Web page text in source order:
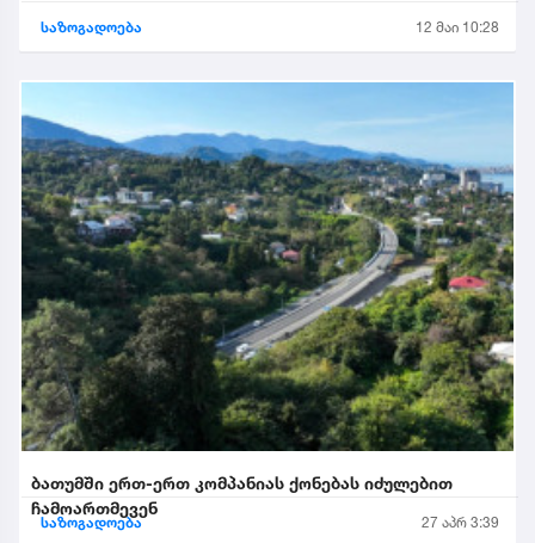
საზოგადოება 12 მაი 10:28
ბათუმში ერთ-ერთ კომპანიას ქონებას იძულებით
ჩამოართმევენ
საზოგადოება 27 აპრ 3:39